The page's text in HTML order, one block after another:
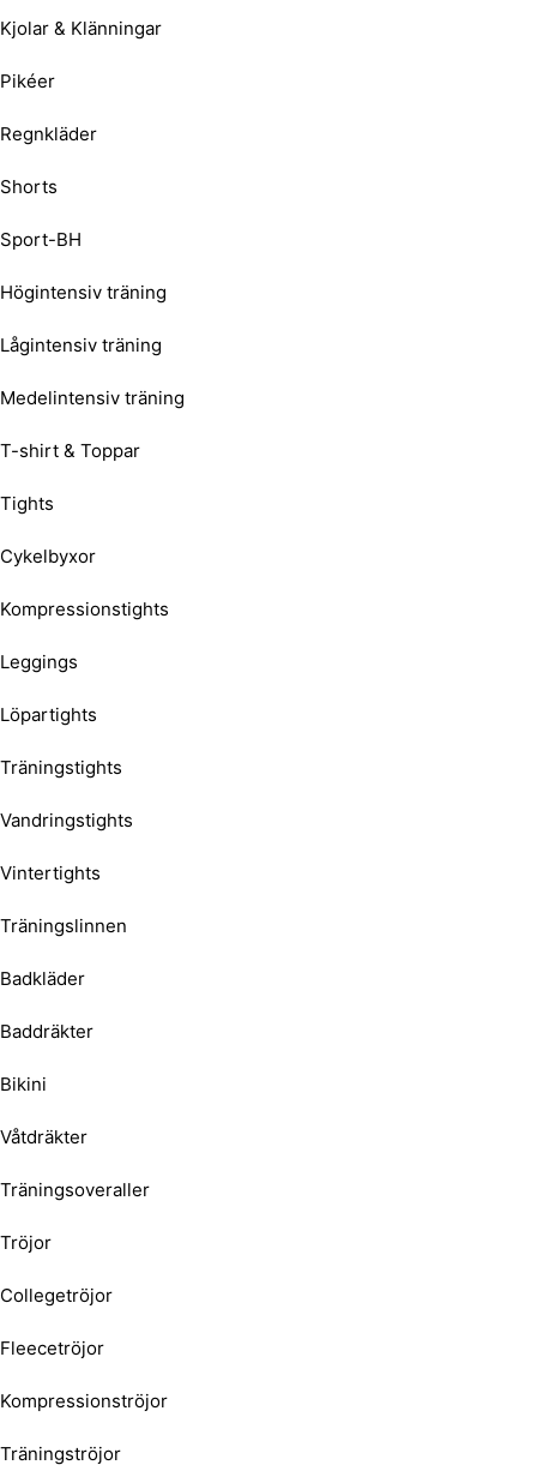
Kjolar & Klänningar
Pikéer
Regnkläder
Shorts
Sport-BH
Högintensiv träning
Lågintensiv träning
Medelintensiv träning
T-shirt & Toppar
Tights
Cykelbyxor
Kompressionstights
Leggings
Löpartights
Träningstights
Vandringstights
Vintertights
Träningslinnen
Badkläder
Baddräkter
Bikini
Våtdräkter
Träningsoveraller
Tröjor
Collegetröjor
Fleecetröjor
Kompressionströjor
Träningströjor